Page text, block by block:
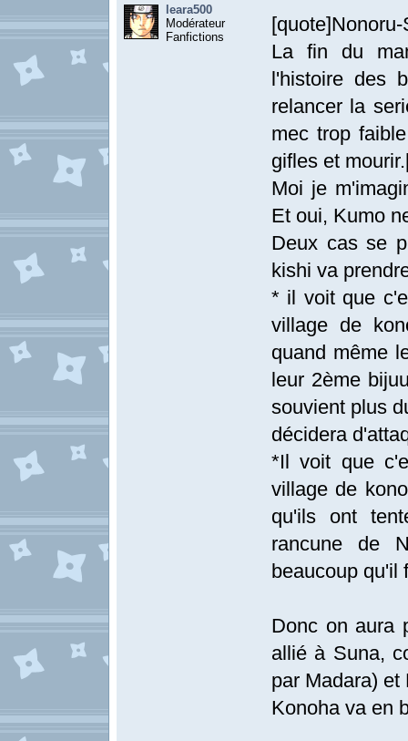
leara500
Modérateur
Fanfictions
La fin du
l'histoire des
relancer la
mec trop
gifles et
Moi je
Et oui, Kumo
Deux cas se
kishi va
* il voit que
village de
quand même
leur 2ème
souvient plus
décidera
*Il voit que
village de
qu'ils ont
rancune de
beaucoup qu'il
Donc on aura
allié à Suna,
par Madara) et
Konoha va en